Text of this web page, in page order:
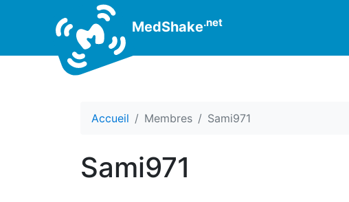
MedShake.net
Accueil Membres Sami971
Sami971